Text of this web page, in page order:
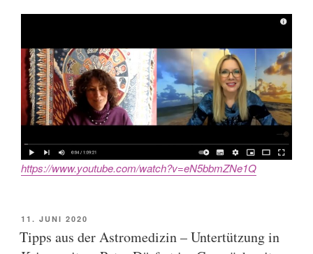
https://www.youtube.com/watch?v=eN5bbmZNe1Q
POSTED
ON
11. JUNI 2020
Tipps aus der Astromedizin – Untertützung in